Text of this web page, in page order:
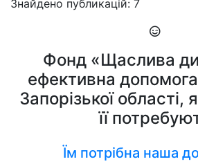
Знайдено публикацій: 7
Фонд «Щаслива
ефективна
Запорізької області,
її
Їм потрібна наша